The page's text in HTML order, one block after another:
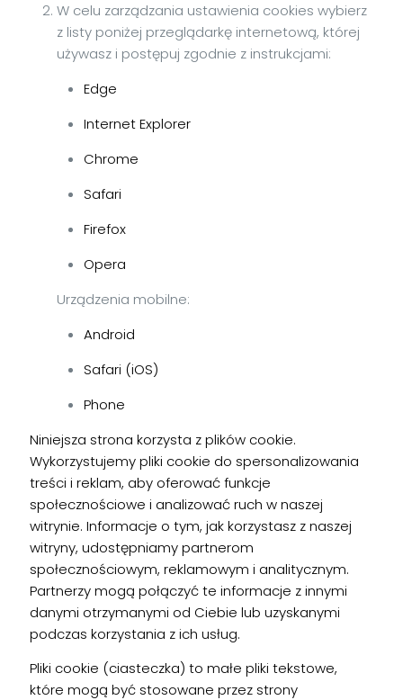
W celu zarządzania ustawienia cookies wybierz
z listy poniżej przeglądarkę internetową, której
używasz i postępuj zgodnie z instrukcjami:
Edge
Internet Explorer
Chrome
Safari
Firefox
Opera
Urządzenia mobilne:
Android
Safari (iOS)
Phone
Niniejsza strona korzysta z plików cookie.
Wykorzystujemy pliki cookie do spersonalizowania
treści i reklam, aby oferować funkcje
społecznościowe i analizować ruch w naszej
witrynie. Informacje o tym, jak korzystasz z naszej
witryny, udostępniamy partnerom
społecznościowym, reklamowym i analitycznym.
Partnerzy mogą połączyć te informacje z innymi
danymi otrzymanymi od Ciebie lub uzyskanymi
podczas korzystania z ich usług.
Pliki cookie (ciasteczka) to małe pliki tekstowe,
które mogą być stosowane przez strony